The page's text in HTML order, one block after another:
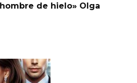
de hielo» Olga